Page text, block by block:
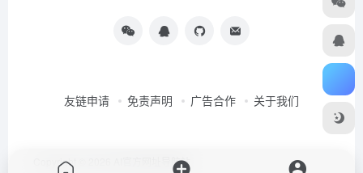
友链申请 免责声明 广告合作 关于我们
Copyright © 2026 AI官方网址导航站